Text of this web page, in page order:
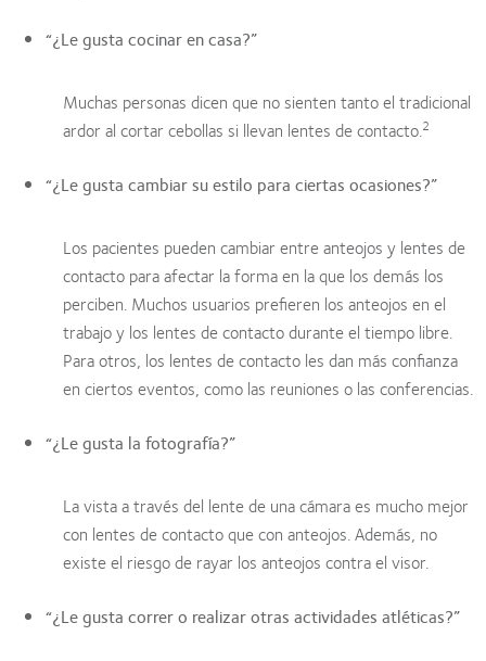
“¿Le gusta cocinar en casa?”
Muchas personas dicen que no sienten tanto el tradicional
ardor al cortar cebollas si llevan lentes de contacto.2
“¿Le gusta cambiar su estilo para ciertas ocasiones?”
Los pacientes pueden cambiar entre anteojos y lentes de
contacto para afectar la forma en la que los demás los
perciben. Muchos usuarios prefieren los anteojos en el
trabajo y los lentes de contacto durante el tiempo libre.
Para otros, los lentes de contacto les dan más confianza
en ciertos eventos, como las reuniones o las conferencias.
“¿Le gusta la fotografía?”
La vista a través del lente de una cámara es mucho mejor
con lentes de contacto que con anteojos. Además, no
existe el riesgo de rayar los anteojos contra el visor.
“¿Le gusta correr o realizar otras actividades atléticas?”